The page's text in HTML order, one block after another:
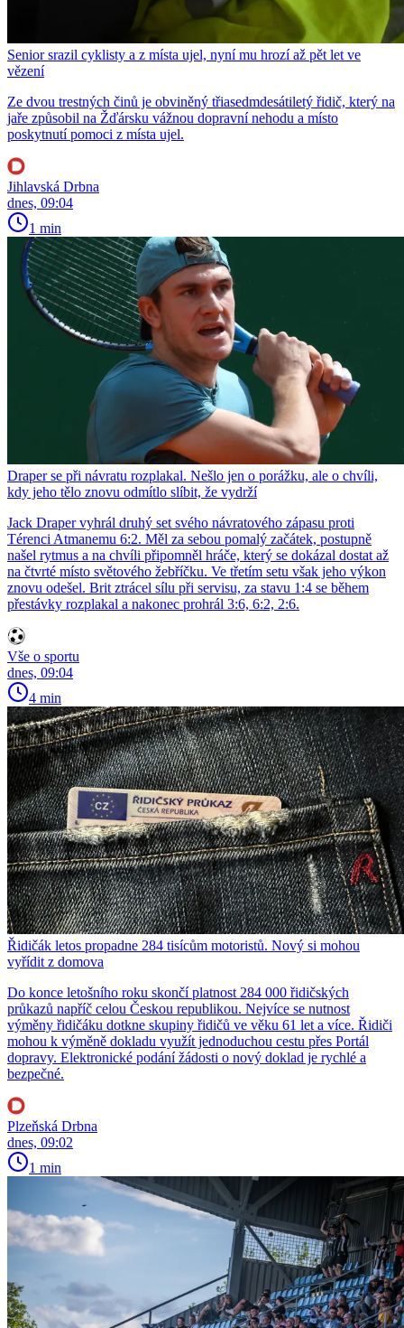
Senior srazil cyklisty a z místa ujel, nyní mu hrozí až pět let ve
vězení
Ze dvou trestných činů je obviněný třiasedmdesátiletý řidič, který na
jaře způsobil na Žďársku vážnou dopravní nehodu a místo
poskytnutí pomoci z místa ujel.
Jihlavská Drbna
dnes, 09:04
1 min
Draper se při návratu rozplakal. Nešlo jen o porážku, ale o chvíli,
kdy jeho tělo znovu odmítlo slíbit, že vydrží
Jack Draper vyhrál druhý set svého návratového zápasu proti
Térenci Atmanemu 6:2. Měl za sebou pomalý začátek, postupně
našel rytmus a na chvíli připomněl hráče, který se dokázal dostat až
na čtvrté místo světového žebříčku. Ve třetím setu však jeho výkon
znovu odešel. Brit ztrácel sílu při servisu, za stavu 1:4 se během
přestávky rozplakal a nakonec prohrál 3:6, 6:2, 2:6.
Vše o sportu
dnes, 09:04
4 min
Řidičák letos propadne 284 tisícům motoristů. Nový si mohou
vyřídit z domova
Do konce letošního roku skončí platnost 284 000 řidičských
průkazů napříč celou Českou republikou. Nejvíce se nutnost
výměny řidičáku dotkne skupiny řidičů ve věku 61 let a více. Řidiči
mohou k výměně dokladu využít jednoduchou cestu přes Portál
dopravy. Elektronické podání žádosti o nový doklad je rychlé a
bezpečné.
Plzeňská Drbna
dnes, 09:02
1 min